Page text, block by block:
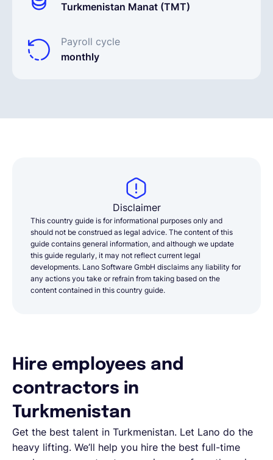
Turkmenistan Manat (TMT)
Payroll cycle
monthly
Disclaimer
This country guide is for informational purposes only and
should not be construed as legal advice. The content of this
guide contains general information, and although we update
this guide regularly, it may not reflect current legal
developments. Lano Software GmbH disclaims any liability for
any actions you take or refrain from taking based on the
content contained in this country guide.
Hire employees and
contractors in
Turkmenistan
Get the best talent in Turkmenistan. Let Lano do the
heavy lifting. We’ll help you hire the best full-time